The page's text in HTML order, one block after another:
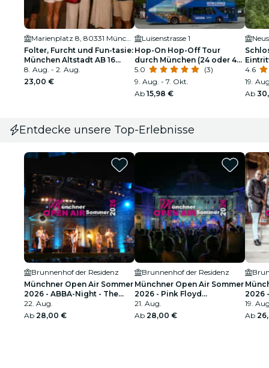
Folter, Furcht und Fun-tasie:
München Altstadt AB 16
Jahren
8. Aug. - 2. Aug.
23,00 €
Luisenstrasse 1
Hop-On Hop-Off Tour
durch München (24 oder 48
Stunden)
5.0
(3)
9. Aug. - 7. Okt.
Ab 15,98 €
4.6
19.
Ab
Entdecke unsere Top-Erlebnisse
Brunnenhof der Residenz
Münchner Open Air Sommer
2026 - ABBA-Night - The
Tribute Concert
22. Aug.
Ab 28,00 €
Brunnenhof der Residenz
Münchner Open Air Sommer
2026 - Pink Floyd
performed by "echoes"
21. Aug.
Ab 28,00 €
2026
19.
Ab